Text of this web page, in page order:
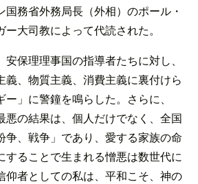
国務省外務局長（外相）のポール・
大司教によって代読された。
保理理事国の指導者たちに対し、
義、物質主義、消費主義に裏付けら
」に警鐘を鳴らした。さらに、
悪の結果は、個人だけでなく、全国
争、戦争」であり、愛する家族の命
することで生まれる憎悪は数世代に
仰者としての私は、平和こそ、神の